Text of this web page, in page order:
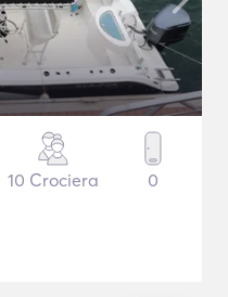
10 Crociera 0